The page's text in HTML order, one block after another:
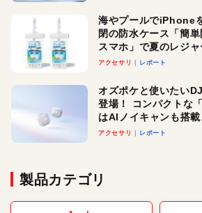
海やプールでiPhone
閉の防水ケース「簡
スマホ」で夏のレジ
アクセサリ レポート
オズポケと使いたい
登場！ コンパクトな
はAIノイキャンも搭
アクセサリ レポート
製品カテゴリ